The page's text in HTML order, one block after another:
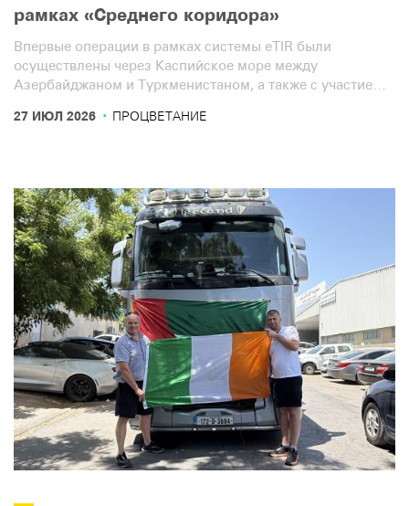
рамках «Среднего коридора»
Впервые операции в рамках системы eTIR были
осуществлены через Каспийское море между
Азербайджаном и Туркменистаном, а также с участием
обеспечат дополнительную эффективность, скорость и
27 ИЮЛ 2026 · ПРОЦВЕТАНИЕ